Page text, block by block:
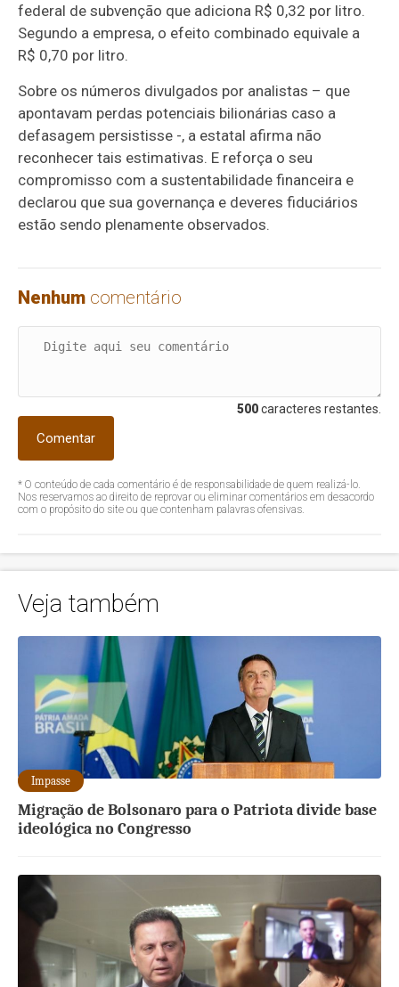
federal de subvenção que adiciona R$ 0,32 por litro.
Segundo a empresa, o efeito combinado equivale a
R$ 0,70 por litro.
Sobre os números divulgados por analistas – que
apontavam perdas potenciais bilionárias caso a
defasagem persistisse -, a estatal afirma não
reconhecer tais estimativas. E reforça o seu
compromisso com a sustentabilidade financeira e
declarou que sua governança e deveres fiduciários
estão sendo plenamente observados.
Nenhum comentário
500caracteres restantes.
Comentar
* O conteúdo de cada comentário é de responsabilidade de quem realizá-lo.
Nos reservamos ao direito de reprovar ou eliminar comentários em desacordo
com o propósito do site ou que contenham palavras ofensivas.
Veja também
Impasse
Migração de Bolsonaro para o Patriota divide base
ideológica no Congresso